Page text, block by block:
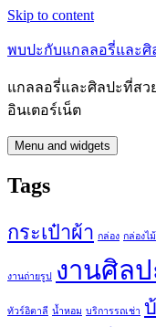
Skip to content
พบปะกับแกลลอรี่และศิ
แกลลอรี่และศิลปะที่สว
อินเตอร์เน็ต
Menu and widgets
Tags
กระเป๋าผ้า กล่อง กล่องไม้
งานถ่ายรูป งานศิลป
ทัวร์อิตาลี น้ำหอม บริการรถเช่า